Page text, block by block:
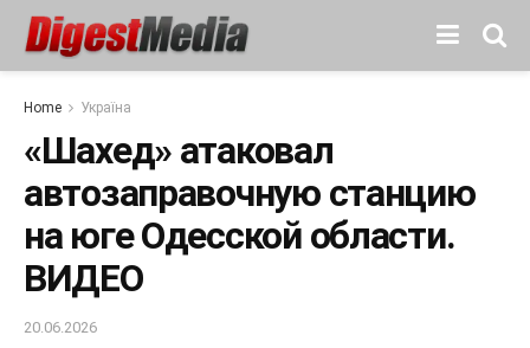
Home Україна
«Шахед» атаковал
автозаправочную станцию
на юге Одесской области.
ВИДЕО
20.06.2026